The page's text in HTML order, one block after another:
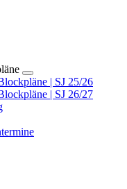
| SJ 25/26
| SJ 26/27